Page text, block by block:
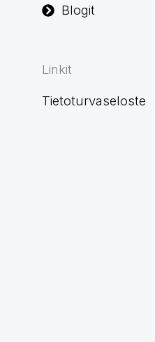
Blogit
Linkit
Tietoturvaseloste